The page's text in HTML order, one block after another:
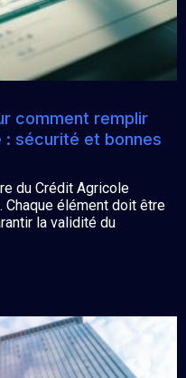
comment remplir
: sécurité et bonnes
du Crédit Agricole
élément doit être
la validité du